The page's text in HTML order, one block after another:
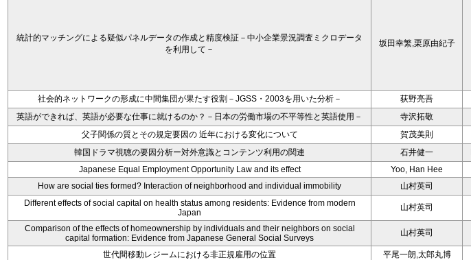
統計的マッチングによる疑似パネルデータの作成と精度検証－中小企業景況調査ミクロデータ
を利用して－
坂田幸繁,栗原由紀子
社会的ネットワークの形成に中間集団が果たす役割－JGSS・2003を用いた分析－
荻野亮吾
英語ができれば、英語が必要な仕事に就けるのか？－日本の労働市場の不平等性と英語使用－
寺沢拓敬
父子関係の質とその規定要因の 近年における変化について
賀茂美則
韓国ドラマ視聴の要因分析ー対外意識とコンテンツ利用の関連
石井健一
Japanese Equal Employment Opportunity Law and its effect
Yoo, Han Hee
How are social ties formed? Interaction of neighborhood and individual immobility
山村英司
Different effects of social capital on health status among residents: Evidence from modern
Japan
山村英司
Comparison of the effects of homeownership by individuals and their neighbors on social
capital formation: Evidence from Japanese General Social Surveys
山村英司
世代間移動レジームにおける非正規雇用の位置 平尾一朗,太郎丸博